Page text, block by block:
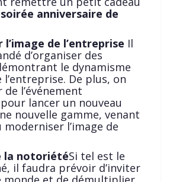
soirée anniversaire de
de l’entreprise Il
d’organiser des
le dynamisme
l’entreprise. De plus, on
l’événement
lancer un nouveau
nouvelle gamme, venant
moderniser l’image de
la notoriétéSi tel est le
il faudra prévoir d’inviter